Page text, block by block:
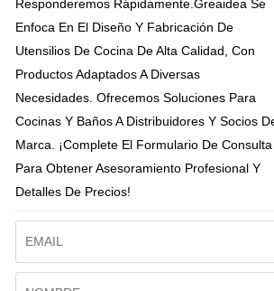
Responderemos Rápidamente. Greaidea Se
Enfoca En El Diseño Y Fabricación De
Utensilios De Cocina De Alta Calidad, Con
Productos Adaptados A Diversas
Necesidades. Ofrecemos Soluciones Para
Cocinas Y Baños A Distribuidores Y Socios
Marca. ¡Complete El Formulario De Consulta
Para Obtener Asesoramiento Profesional Y
Detalles De Precios!